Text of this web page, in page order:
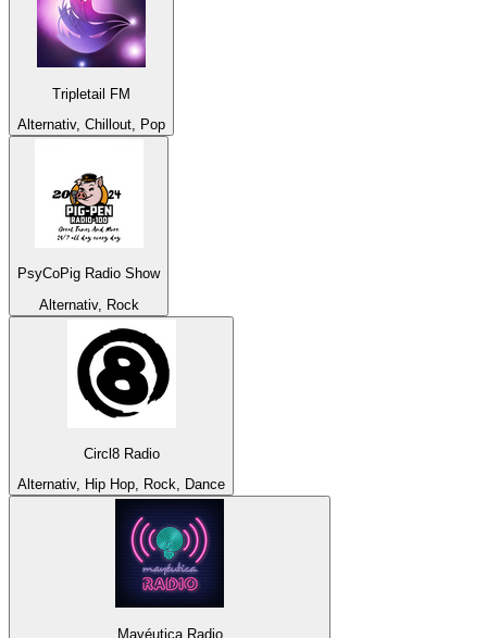
Tripletail FM
Alternativ, Chillout, Pop
PsyCoPig Radio Show
Alternativ, Rock
Circl8 Radio
Alternativ, Hip Hop, Rock, Dance
Mayéutica Radio